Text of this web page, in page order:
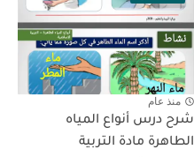
منذ عام
شرح درس أنواع المياه
الطاهرة مادة التربية